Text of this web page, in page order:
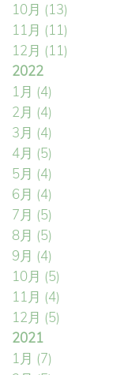
10月 (13)
11月 (11)
12月 (11)
2022
1月 (4)
2月 (4)
3月 (4)
4月 (5)
5月 (4)
6月 (4)
7月 (5)
8月 (5)
9月 (4)
10月 (5)
11月 (4)
12月 (5)
2021
1月 (7)